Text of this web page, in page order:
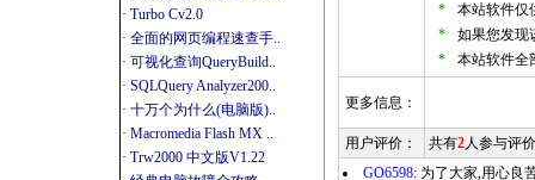
· Turbo Cv2.0
· 全面的网页编程速查手..
· 可视化查询QueryBuild..
· SQLQuery Analyzer200..
· 十万个为什么(电脑版)..
· Macromedia Flash MX ..
· Trw2000 中文版V1.22
*
本站软件仅
*
如果您发现
*
本站软件全
更多信息：
用户评价： 共有2人参与评
GO6598: 为了大家,用心良